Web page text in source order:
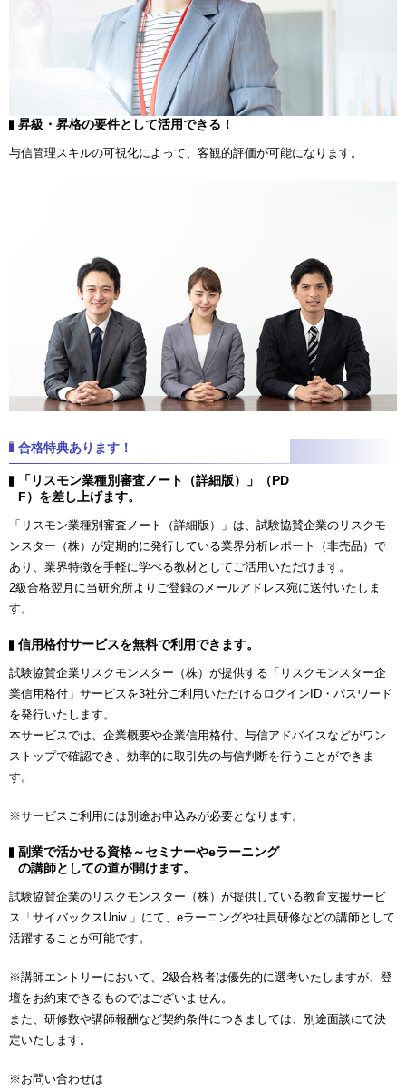
昇級・昇格の要件として活用できる！
与信管理スキルの可視化によって、客観的評価が可能になります。
合格特典あります！
「リスモン業種別審査ノート（詳細版）」（PD
F）を差し上げます。
「リスモン業種別審査ノート（詳細版）」は、試験協賛企業のリスクモ
ンスター（株）が定期的に発行している業界分析レポート（非売品）で
あり、業界特徴を手軽に学べる教材としてご活用いただけます。
2級合格翌月に当研究所よりご登録のメールアドレス宛に送付いたしま
す。
信用格付サービスを無料で利用できます。
試験協賛企業リスクモンスター（株）が提供する「リスクモンスター企
業信用格付」サービスを3社分ご利用いただけるログインID・パスワード
を発行いたします。
本サービスでは、企業概要や企業信用格付、与信アドバイスなどがワン
ストップで確認でき、効率的に取引先の与信判断を行うことができま
す。
※サービスご利用には別途お申込みが必要となります。
副業で活かせる資格～セミナーやeラーニング
の講師としての道が開けます。
試験協賛企業のリスクモンスター（株）が提供している教育支援サービ
ス「サイバックスUniv.」にて、eラーニングや社員研修などの講師として
活躍することが可能です。
※講師エントリーにおいて、2級合格者は優先的に選考いたしますが、登
壇をお約束できるものではございません。
また、研修数や講師報酬など契約条件につきましては、別途面談にて決
定いたします。
※お問い合わせは